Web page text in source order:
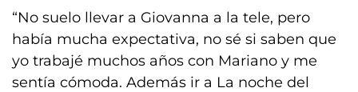
“No suelo llevar a Giovanna a la tele, pero
había mucha expectativa, no sé si saben que
yo trabajé muchos años con Mariano y me
sentía cómoda. Además ir a La noche del